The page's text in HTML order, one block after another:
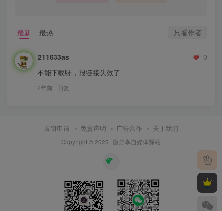
最新 最热 只看作者
211633as
0
不能下载呀，报链接失效了
2年前 回复
友链申请 免责声明 广告合作 关于我们
Copyright © 2025 · 微分享自媒体驿站